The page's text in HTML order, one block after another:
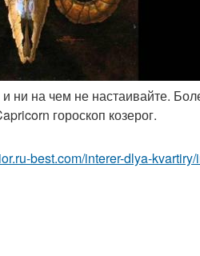
ни на чем не настаивайте.
гороскоп козерог.
best.com/interer-dlya-